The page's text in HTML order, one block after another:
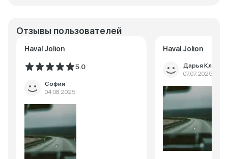
Отзывы пользователей
Haval Jolion
5.0
София
04.08.2025
Haval Jolion
Дарья
07.07.2025